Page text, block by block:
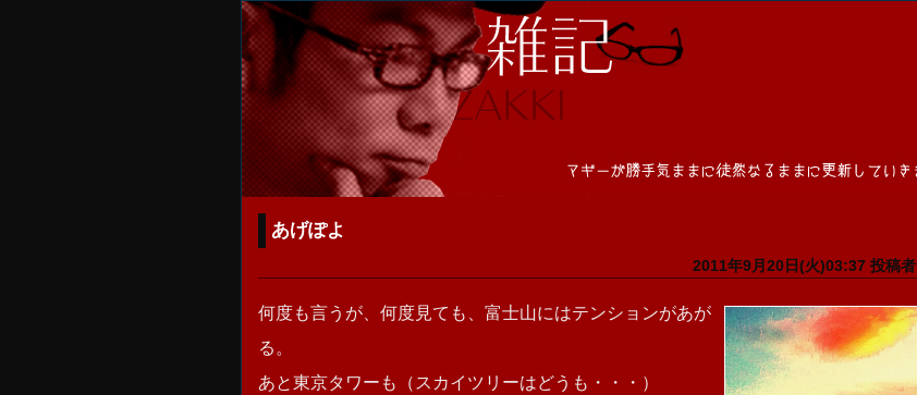
あげぽよ
2011年9月20日(火)03:37 投稿者
何度も言うが、何度見ても、富士山にはテンションがあが
る。
あと東京タワーも（スカイツリーはどうも・・・）